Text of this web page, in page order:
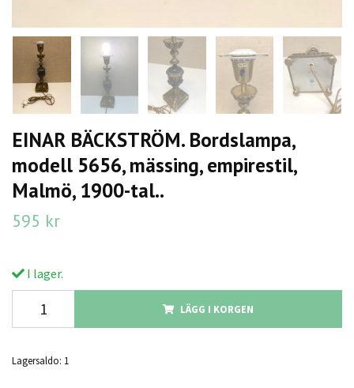
EINAR BÄCKSTRÖM. Bordslampa,
modell 5656, mässing, empirestil,
Malmö, 1900-tal..
595 kr
I lager.
LÄGG I KORGEN
Lagersaldo: 1